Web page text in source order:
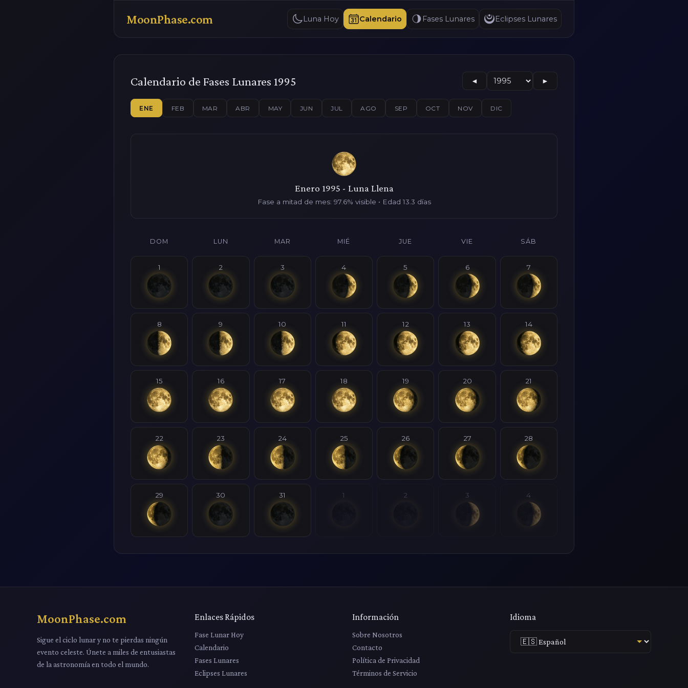
MoonPhase.com Luna Hoy Calendario Fases Lunares Eclipses Lunares
Calendario de Fases Lunares 1995 ◄ ►
ENE FEB MAR ABR MAY JUN JUL AGO SEP OCT NOV DIC
Enero 1995 - Luna Llena
Fase a mitad de mes: 97.6% visible • Edad 13.3 días
DOM LUN MAR MIÉ JUE VIE SÁB
1 2 3 4 5 6 7
8 9 10 11 12 13 14
15 16 17 18 19 20 21
22 23 24 25 26 27 28
29 30 31 1 2 3 4
MoonPhase.com
Sigue el ciclo lunar y no te pierdas ningún
evento celeste. Únete a miles de entusiastas
de la astronomía en todo el mundo.
Enlaces Rápidos
Fase Lunar Hoy
Calendario
Fases Lunares
Eclipses Lunares
Información
Sobre Nosotros
Contacto
Política de Privacidad
Términos de Servicio
Idioma